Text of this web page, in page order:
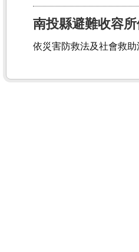
南投縣避難收容
依災害防救法及社會救助